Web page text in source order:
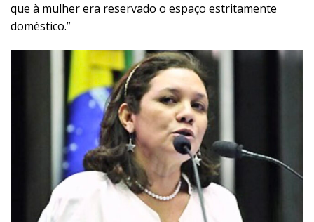
que à mulher era reservado o espaço estritamente
doméstico.”